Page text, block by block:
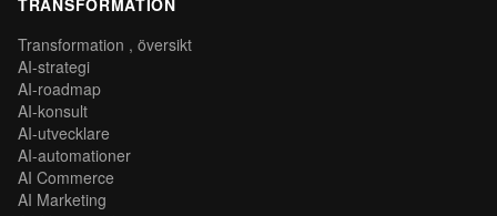
TRANSFORMATION
Transformation , översikt
AI-strategi
AI-roadmap
AI-konsult
AI-utvecklare
AI-automationer
AI Commerce
AI Marketing